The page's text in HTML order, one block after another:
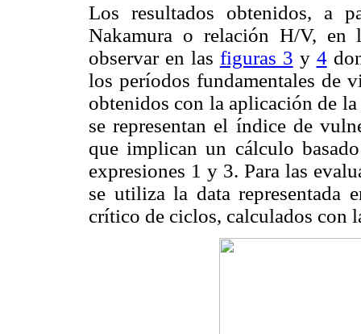
Los resultados obtenidos, a
Nakamura o relación H/V, en
observar en las figuras 3 y 4
los períodos fundamentales de
obtenidos con la aplicación de
se representan el índice de
que implican un cálculo
expresiones 1 y 3. Para las
se utiliza la data representada
crítico de ciclos, calculados con